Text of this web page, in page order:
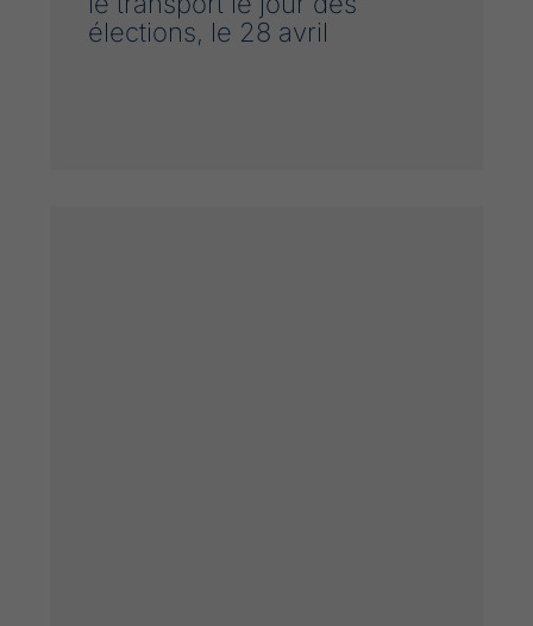
élections, le 28 avril